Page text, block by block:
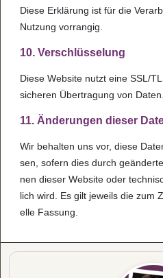
Diese Erklä­rung ist für die
Nut­zung vor­ran­gig.
10. Ver­schlüs­se­lung
Diese Web­site nutzt eine SSL/
siche­ren Über­tra­gung von Daten.
11. Ände­run­gen die­ser
Wir behal­ten uns vor, diese
sen, sofern dies durch
nen die­ser Web­site oder
lich wird. Es gilt jeweils die zum
elle Fas­sung.